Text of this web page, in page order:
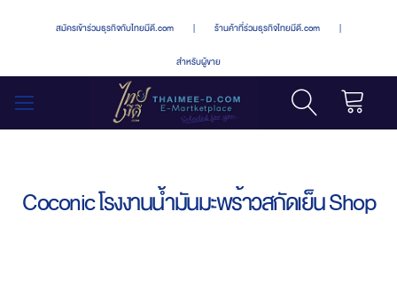
สมัครเข้าร่วมธุรกิจกับไทยมีดี.com | ร้านค้าที่ร่วมธุรกิจไทยมีดี.com |
สำหรับผู้ขาย
Coconic โรงงานน้ำมันมะพร้าวสกัดเย็น Shop